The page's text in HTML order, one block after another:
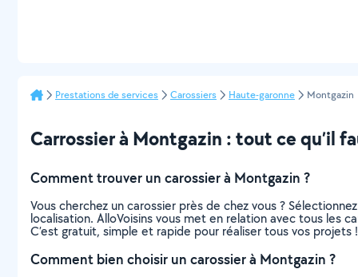
Prestations de services Carossiers Haute-garonne Montgazin
Carrossier à Montgazin : tout ce qu’il
Comment trouver un carossier à Montgazin ?
Vous cherchez un carossier près de chez vous ?
localisation. AlloVoisins vous met en relation avec tous les
C’est gratuit, simple et rapide pour réaliser tous vos projets !
Comment bien choisir un carossier à Montgazin ?